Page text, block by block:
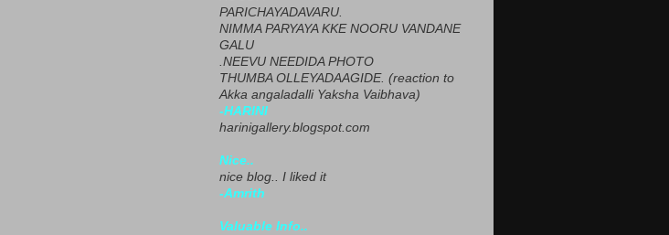
PARICHAYADAVARU.
NIMMA PARYAYA KKE NOORU VANDANE
GALU
.NEEVU NEEDIDA PHOTO
THUMBA OLLEYADAAGIDE. (reaction to
Akka angaladalli Yaksha Vaibhava)
-HARINI
harinigallery.blogspot.com
Nice..
nice blog.. I liked it
-Amrith
Valuable Info..